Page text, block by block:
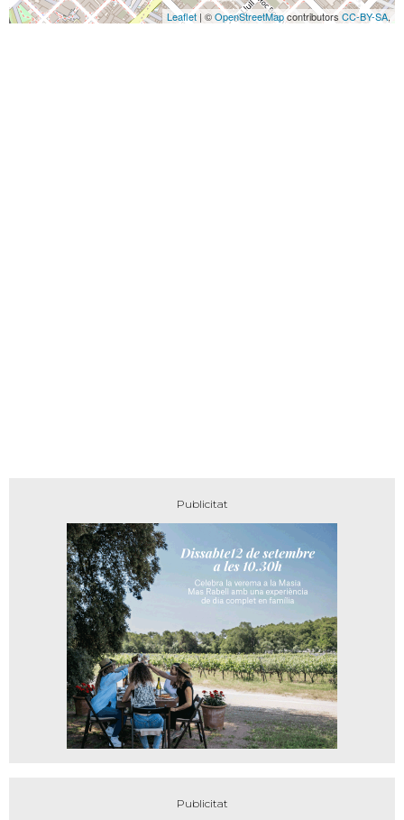
Leaflet | ©OpenStreetMapcontributorsCC-BY-SA,